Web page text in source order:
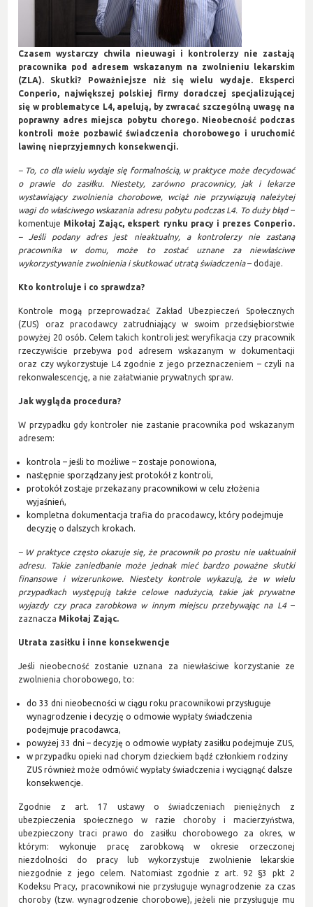
Czasem wystarczy chwila nieuwagi i kontrolerzy nie zastają
pracownika pod adresem wskazanym na zwolnieniu lekarskim
(ZLA). Skutki? Poważniejsze niż się wielu wydaje. Eksperci
Conperio, największej polskiej firmy doradczej specjalizującej
się w problematyce L4, apelują, by zwracać szczególną uwagę na
poprawny adres miejsca pobytu chorego. Nieobecność podczas
kontroli może pozbawić świadczenia chorobowego i uruchomić
lawinę nieprzyjemnych konsekwencji.
– To, co dla wielu wydaje się formalnością, w praktyce może decydować
o prawie do zasiłku. Niestety, zarówno pracownicy, jak i lekarze
wystawiający zwolnienia chorobowe, wciąż nie przywiązują należytej
wagi do właściwego wskazania adresu pobytu podczas L4. To duży błąd–
komentuje Mikołaj Zając, ekspert rynku pracy i prezes Conperio.
– Jeśli podany adres jest nieaktualny, a kontrolerzy nie zastaną
pracownika w domu, może to zostać uznane za niewłaściwe
wykorzystywanie zwolnienia i skutkować utratą świadczenia– dodaje.
Kto kontroluje i co sprawdza?
Kontrole mogą przeprowadzać Zakład Ubezpieczeń Społecznych
(ZUS) oraz pracodawcy zatrudniający w swoim przedsiębiorstwie
powyżej 20 osób. Celem takich kontroli jest weryfikacja czy pracownik
rzeczywiście przebywa pod adresem wskazanym w dokumentacji
oraz czy wykorzystuje L4 zgodnie z jego przeznaczeniem – czyli na
rekonwalescencję, a nie załatwianie prywatnych spraw.
Jak wygląda procedura?
W przypadku gdy kontroler nie zastanie pracownika pod wskazanym
adresem:
kontrola – jeśli to możliwe – zostaje ponowiona,
następnie sporządzany jest protokół z kontroli,
protokół zostaje przekazany pracownikowi w celu złożenia
wyjaśnień,
kompletna dokumentacja trafia do pracodawcy, który podejmuje
decyzję o dalszych krokach.
– W praktyce często okazuje się, że pracownik po prostu nie uaktualnił
adresu. Takie zaniedbanie może jednak mieć bardzo poważne skutki
finansowe i wizerunkowe. Niestety kontrole wykazują, że w wielu
przypadkach występują także celowe nadużycia, takie jak prywatne
wyjazdy czy praca zarobkowa w innym miejscu przebywając na L4 –
zaznacza Mikołaj Zając.
Utrata zasiłku i inne konsekwencje
Jeśli nieobecność zostanie uznana za niewłaściwe korzystanie ze
zwolnienia chorobowego, to:
do 33 dni nieobecności w ciągu roku pracownikowi przysługuje
wynagrodzenie i decyzję o odmowie wypłaty świadczenia
podejmuje pracodawca,
powyżej 33 dni – decyzję o odmowie wypłaty zasiłku podejmuje ZUS,
w przypadku opieki nad chorym dzieckiem bądź członkiem rodziny
ZUS również może odmówić wypłaty świadczenia i wyciągnąć dalsze
konsekwencje.
Zgodnie z art. 17 ustawy o świadczeniach pieniężnych z
ubezpieczenia społecznego w razie choroby i macierzyństwa,
ubezpieczony traci prawo do zasiłku chorobowego za okres, w
którym: wykonuje pracę zarobkową w okresie orzeczonej
niezdolności do pracy lub wykorzystuje zwolnienie lekarskie
niezgodnie z jego celem. Natomiast zgodnie z art. 92 §3 pkt 2
Kodeksu Pracy, pracownikowi nie przysługuje wynagrodzenie za czas
choroby (tzw. wynagrodzenie chorobowe), jeżeli nie przysługuje mu